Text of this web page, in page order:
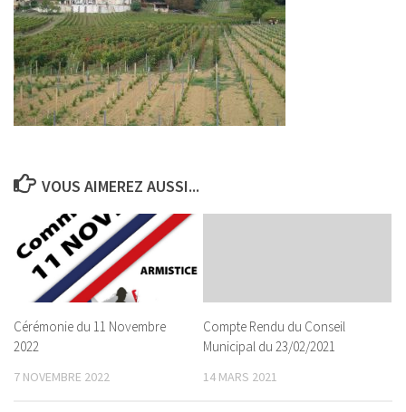
VOUS AIMEREZ AUSSI...
Cérémonie du 11 Novembre
2022
7 NOVEMBRE 2022
Compte Rendu du Conseil
Municipal du 23/02/2021
14 MARS 2021